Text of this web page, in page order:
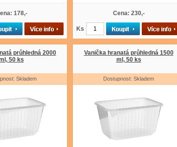
178,- Cena: 230,-
Ks
průhledná 2000
50 ks
Skladem
Vanička hranatá průhledná 1500
ml, 50 ks
Dostupnost: Skladem